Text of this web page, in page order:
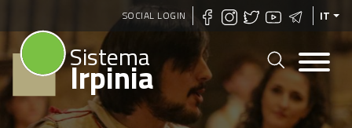
Salta
al
contenuto
principale
SOCIAL LOGIN IT
Sistema
Irpinia